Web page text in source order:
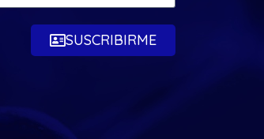
SUSCRIBIRME